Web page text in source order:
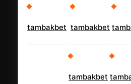
tambakbet tambakbet
tambakbet